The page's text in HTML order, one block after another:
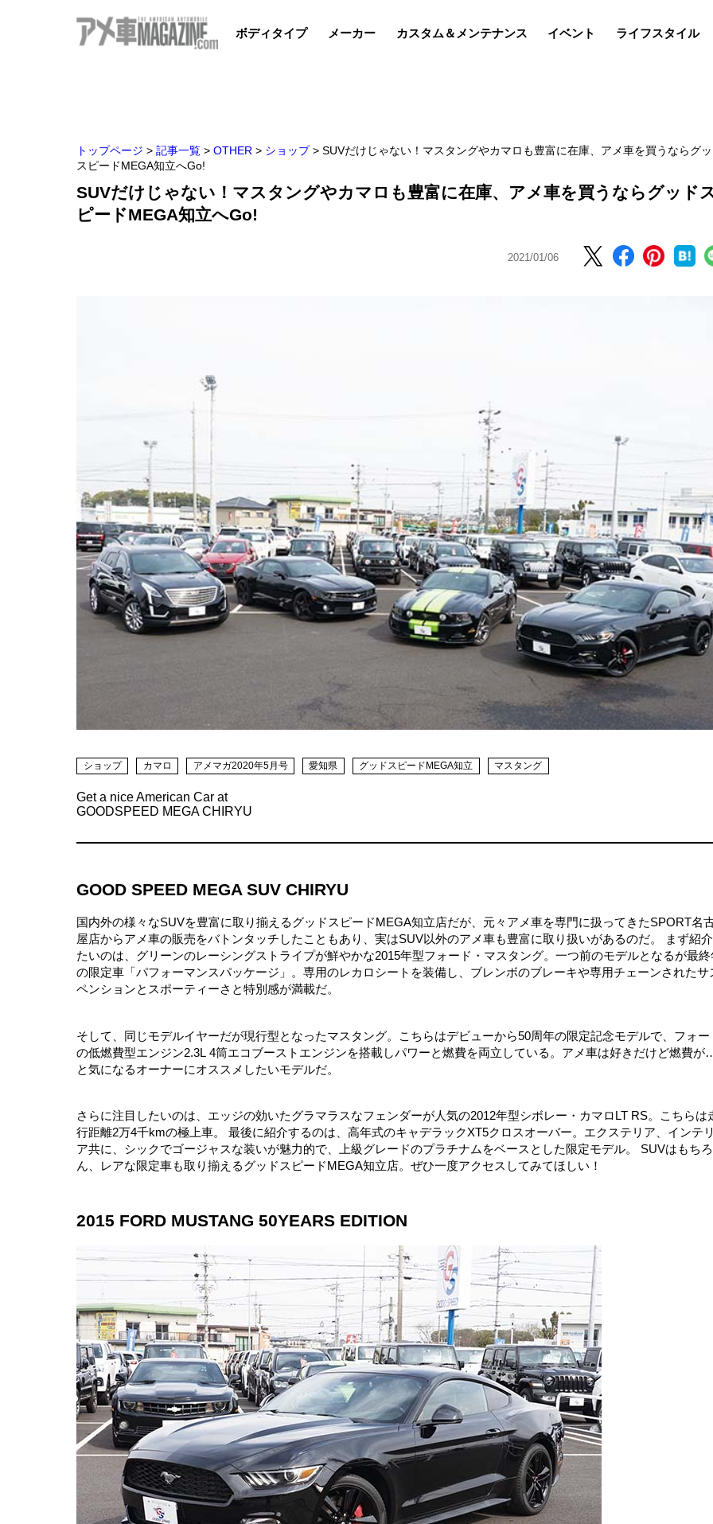
ボディタイプ メーカー カスタム＆メンテナンス イベント ライフスタイル
トップページ > 記事一覧 > OTHER > ショップ > SUVだけじゃない！︎マスタングやカマロも豊富に在庫、アメ車を買うならグ
スピードMEGA知立へGo!
SUVだけじゃない！︎マスタングやカマロも豊富に在庫、アメ車を買うならグッド
ピードMEGA知立へGo!
2021/01/06
ショップ カマロ アメマガ2020年5月号 愛知県 グッドスピードMEGA知立 マスタング
Get a nice American Car at
GOODSPEED MEGA CHIRYU
GOOD SPEED MEGA SUV CHIRYU
国内外の様々なSUVを豊富に取り揃えるグッドスピードMEGA知立店だが、元々アメ車を専門に扱ってきたSPORT名
屋店からアメ車の販売をバトンタッチしたこともあり、実はSUV以外のアメ車も豊富に取り扱いがあるのだ。 まず紹
たいのは、グリーンのレーシングストライプが鮮やかな2015年型フォード・マスタング。一つ前のモデルとなるが最終
の限定車「パフォーマンスパッケージ」。専用のレカロシートを装備し、ブレンボのブレーキや専用チェーンされたサ
ペンションとスポーティーさと特別感が満載だ。
そして、同じモデルイヤーだが現行型となったマスタング。こちらはデビューから50周年の限定記念モデルで、フォー
の低燃費型エンジン2.3L 4筒エコブーストエンジンを搭載しパワーと燃費を両立している。アメ車は好きだけど燃費が
と気になるオーナーにオススメしたいモデルだ。
さらに注目したいのは、エッジの効いたグラマラスなフェンダーが人気の2012年型シボレー・カマロLT RS。こちらは
行距離2万4千kmの極上車。 最後に紹介するのは、高年式のキャデラックXT5クロスオーバー。エクステリア、インテ
ア共に、シックでゴージャスな装いが魅力的で、上級グレードのプラチナムをベースとした限定モデル。 SUVはもちろ
ん、レアな限定車も取り揃えるグッドスピードMEGA知立店。ぜひ一度アクセスしてみてほしい！
2015 FORD MUSTANG 50YEARS EDITION